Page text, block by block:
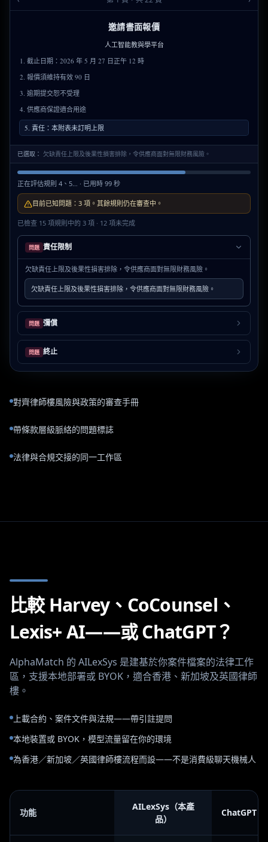
邀請書面報價
人工智能教與學平台
1. 截止日期：2026 年 5 月 27 日正午 12 時
2. 報價須維持有效 90 日
3. 逾期提交恕不受理
4. 供應商保證適合用途
5. 責任：本附表未訂明上限
已選取： 欠缺責任上限及後果性損害排除，令供應商面對無限財務風險。
正在評估規則 4、5… · 已用時 99 秒
目前已知問題：3 項。其餘規則仍在審查中。
已檢查 15 項規則中的 3 項 · 12 項未完成
問題 責任限制
欠缺責任上限及後果性損害排除，令供應商面對無限財務風險。
欠缺責任上限及後果性損害排除，令供應商面對無限財務風險。
問題 彌償
問題 終止
對齊律師樓風險與政策的審查手冊
帶條款層級脈絡的問題標誌
法律與合規交接的同一工作區
比較 Harvey、CoCounsel、
Lexis+ AI——或 ChatGPT？
AlphaMatch 的 AILexSys 是建基於你案件檔案的法律工作
區，支援本地部署或 BYOK，適合香港、新加坡及英國律師
樓。
上載合約、案件文件與法規——帶引註提問
本地裝置或 BYOK，模型流量留在你的環境
為香港／新加坡／英國律師樓流程而設——不是消費級聊天機械人
功能
AILexSys（本產
品）
ChatGPT